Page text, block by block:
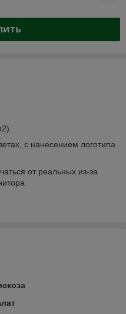
с нанесением логотипа
от реальных из-за